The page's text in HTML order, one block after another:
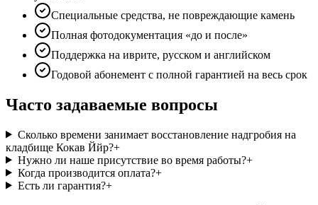
Специальные средства, не повреждающие камень
Полная фотодокументация «до и после»
Поддержка на иврите, русском и английском
Годовой абонемент с полной гарантией на весь срок
Часто задаваемые вопросы
Сколько времени занимает восстановление надгробия на
кладбище Кокав Ййр?+
Нужно ли наше присутствие во время работы?+
Когда производится оплата?+
Есть ли гарантия?+